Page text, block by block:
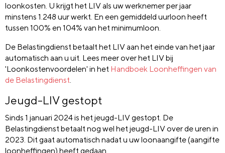
loonkosten. U krijgt het LIV als uw werknemer per jaar
minstens 1.248 uur werkt. En een gemiddeld uurloon heeft
tussen 100% en 104% van het minimumloon.
De Belastingdienst betaalt het LIV aan het einde van het jaar
automatisch aan u uit. Lees meer over het LIV bij
'Loonkostenvoordelen' in het Handboek Loonheffingen van
de Belastingdienst
Jeugd-LIV gestopt
Sinds 1 januari 2024 is het jeugd-LIV gestopt. De
Belastingdienst betaalt nog wel het jeugd-LIV over de uren in
2023. Dit gaat automatisch nadat u uw loonaangifte (aangifte
loonheffingen) heeft gedaan.